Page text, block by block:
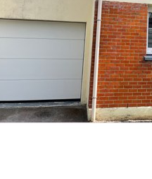
Prix Façade Enduit Pierre 2026
Façadier Belgique &